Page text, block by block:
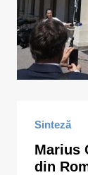
Sinteză
Marius
din